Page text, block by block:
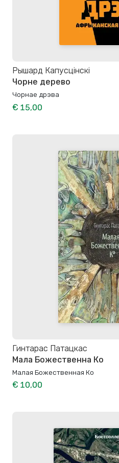
Рышард Капусцінскі
Чорне дерево
Чорнае дрэва
€ 15,00
Гинтарас Патацкас
Мала Божественна Ко
Малая Божественная Ко
€ 10,00